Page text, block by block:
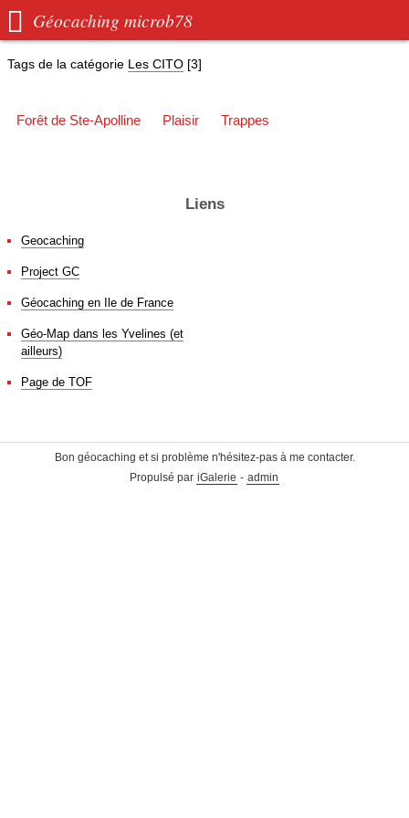
 Géocaching microb78
Tags de la catégorie Les CITO [3]
Forêt de Ste-Apolline Plaisir Trappes
Liens
Geocaching
Project GC
Géocaching en Ile de France
Géo-Map dans les Yvelines (et
ailleurs)
Page de TOF
Bon géocaching et si problème n'hésitez-pas à me contacter.
Propulsé par iGalerie - admin